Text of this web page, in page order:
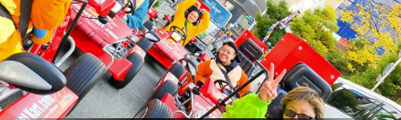
更換店鋪
東京品川 #1 東京秋葉原#1
東京秋葉原#2 東京澀谷
東京澀谷附屬 東京灣